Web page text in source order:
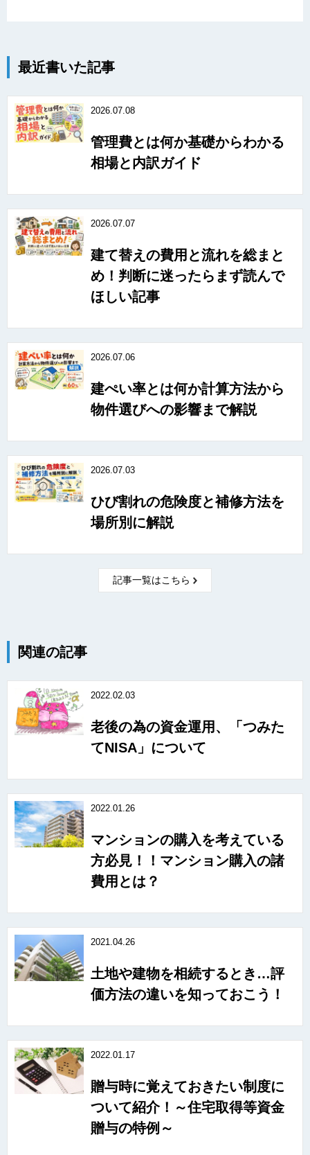
最近書いた記事
2026.07.08
管理費とは何か基礎からわかる
相場と内訳ガイド
2026.07.07
建て替えの費用と流れを総まと
め！判断に迷ったらまず読んで
ほしい記事
2026.07.06
建ぺい率とは何か計算方法から
物件選びへの影響まで解説
2026.07.03
ひび割れの危険度と補修方法を
場所別に解説
記事一覧はこちら
関連の記事
2022.02.03
老後の為の資金運用、「つみた
てNISA」について
2022.01.26
マンションの購入を考えている
方必見！！マンション購入の諸
費用とは？
2021.04.26
土地や建物を相続するとき…評
価方法の違いを知っておこう！
2022.01.17
贈与時に覚えておきたい制度に
ついて紹介！～住宅取得等資金
贈与の特例～